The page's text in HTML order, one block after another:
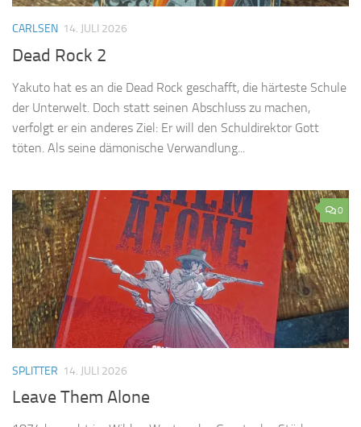
CARLSEN 14. JULI 2026
Dead Rock 2
Yakuto hat es an die Dead Rock geschafft, die härteste Schule
der Unterwelt. Doch statt seinen Abschluss zu machen,
verfolgt er ein anderes Ziel: Er will den Schuldirektor Gott
töten. Als seine dämonische Verwandlung...
0
SPLITTER 14. JULI 2026
Leave Them Alone